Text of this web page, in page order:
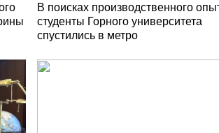
В поисках производственного
студенты Горного университета
спустились в метро